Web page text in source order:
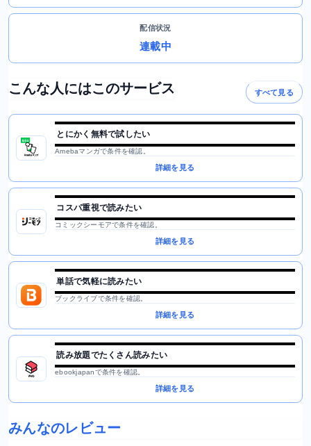
配信状況
連載中
こんな人にはこのサービス すべて見る
とにかく無料で試したい
Amebaマンガで条件を確認。
詳細を見る
コスパ重視で読みたい
コミックシーモアで条件を確認。
詳細を見る
単話で気軽に読みたい
ブックライブで条件を確認。
詳細を見る
読み放題でたくさん読みたい
ebookjapanで条件を確認。
詳細を見る
みんなのレビュー